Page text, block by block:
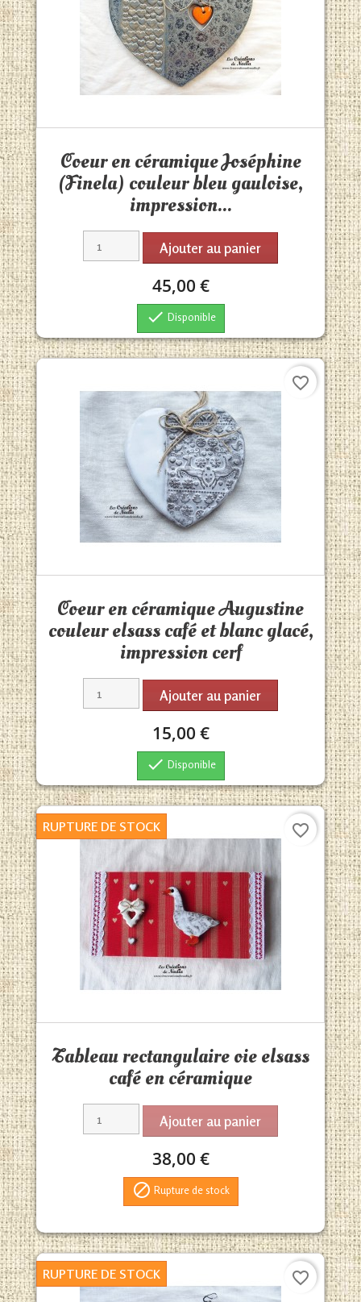
Coeur en céramique Joséphine
(Finela) couleur bleu gauloise,
impression...
Ajouter au panier
45,00 €
 Disponible
Coeur en céramique Augustine
couleur elsass café et blanc glacé,
impression cerf
Ajouter au panier
15,00 €
 Disponible
favorite_border
Tableau rectangulaire oie elsass
café en céramique
Ajouter au panier
38,00 €
 Rupture de stock
RUPTURE DE STOCK favorite_border
RUPTURE DE STOCK favorite_border